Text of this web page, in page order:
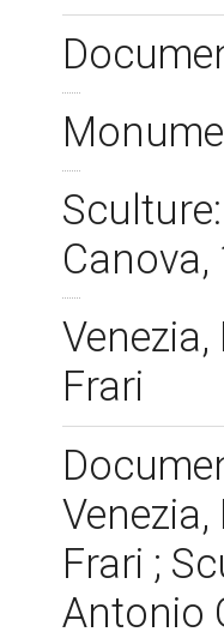
Frari
Frari ;
Antonio